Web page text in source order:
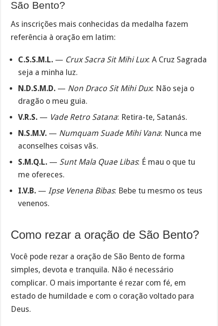
São Bento?
As inscrições mais conhecidas da medalha fazem
referência à oração em latim:
C.S.S.M.L. — Crux Sacra Sit Mihi Lux: A Cruz Sagrada
seja a minha luz.
N.D.S.M.D. — Non Draco Sit Mihi Dux: Não seja o
dragão o meu guia.
V.R.S. — Vade Retro Satana: Retira-te, Satanás.
N.S.M.V. — Numquam Suade Mihi Vana: Nunca me
aconselhes coisas vãs.
S.M.Q.L. — Sunt Mala Quae Libas: É mau o que tu
me ofereces.
I.V.B. —Ipse Venena Bibas: Bebe tu mesmo os teus
venenos.
Como rezar a oração de São Bento?
Você pode rezar a oração de São Bento de forma
simples, devota e tranquila. Não é necessário
complicar. O mais importante é rezar com fé, em
estado de humildade e com o coração voltado para
Deus.